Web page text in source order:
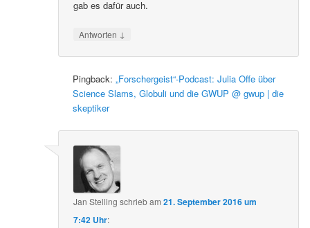
gab es dafür auch.
Antworten ↓
Pingback:„Forschergeist“-Podcast: Julia Offe über
Science Slams, Globuli und die GWUP @ gwup | die
skeptiker
Jan Stelling schriebam21. September 2016 um
7:42 Uhr: